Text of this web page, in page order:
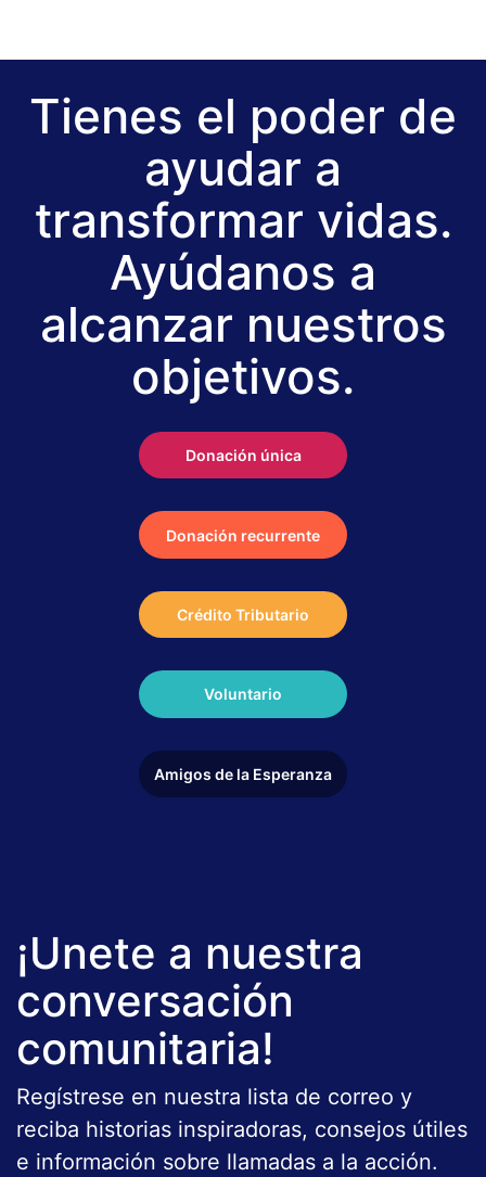
Tienes el poder de
ayudar a
transformar vidas.
Ayúdanos a
alcanzar nuestros
objetivos.
Donación única
Donación recurrente
Crédito Tributario
Voluntario
Amigos de la Esperanza
¡Unete a nuestra
conversación
comunitaria!
Regístrese en nuestra lista de correo y
reciba historias inspiradoras, consejos útiles
e información sobre llamadas a la acción.